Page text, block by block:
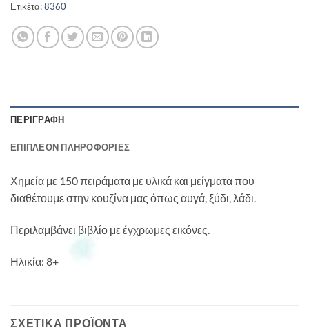
Ετικέτα:8360
ΠΕΡΙΓΡΑΦΉ
ΕΠΙΠΛΈΟΝ ΠΛΗΡΟΦΟΡΊΕΣ
Χημεία με 150 πειράματα με υλικά και μείγματα που
διαθέτουμε στην κουζίνα μας όπως αυγά, ξύδι, λάδι.
Περιλαμβάνει βιβλίο με έγχρωμες εικόνες.
Ηλικία: 8+
ΣΧΕΤΙΚΆ ΠΡΟΪΌΝΤΑ